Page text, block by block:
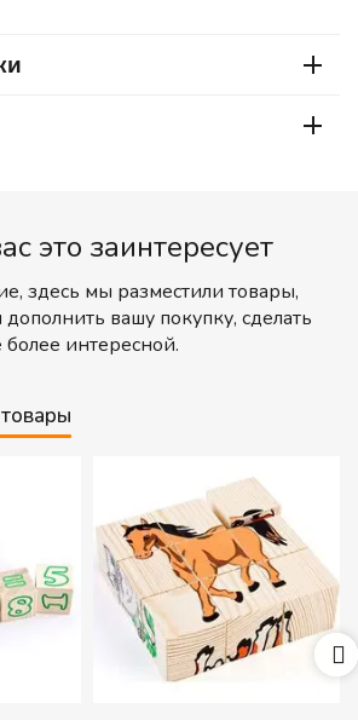
это заинтересует
здесь мы разместили товары,
вашу покупку, сделать
интересной.